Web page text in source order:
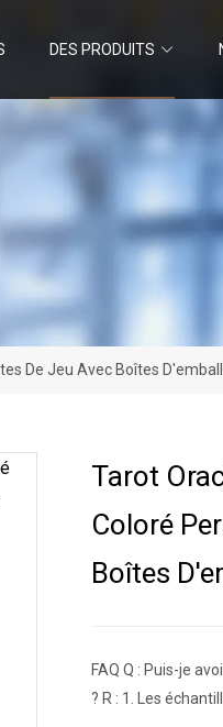
DES PRODUITS
De Jeu Avec Boîtes
Tarot
Coloré
Boîtes
FAQ Q : Puis-je
? R : 1. Les